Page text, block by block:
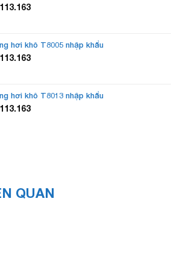
hơi khô T8005 nhập khẩu
hơi khô T8013 nhập khẩu
QUAN